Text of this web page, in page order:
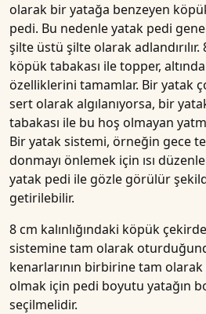
olarak bir yatağa benzeyen
pedi. Bu nedenle yatak pedi
şilte üstü şilte olarak adlandırılır.
köpük tabakası ile topper,
özelliklerini tamamlar. Bir yatak
sert olarak algılanıyorsa, bir
tabakası ile bu hoş olmayan
Bir yatak sistemi, örneğin gece
donmayı önlemek için ısı
yatak pedi ile gözle görülür
getirilebilir.
8 cm kalınlığındaki köpük
sistemine tam olarak
kenarlarının birbirine tam
olmak için pedi boyutu yatağın
seçilmelidir.